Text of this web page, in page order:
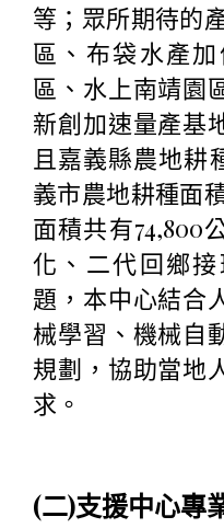
等；眾所期待的
區、布袋水產
區、水上南靖園
新創加速量產基
且嘉義縣農地耕
義市農地耕種面
面積共有74,800
化、二代回鄉
題，本中心結合
械學習、機械自
規劃，協助當地
求。
(二)支援中心專